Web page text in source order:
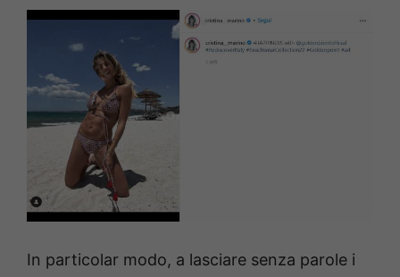
In particolar modo, a lasciare senza parole i